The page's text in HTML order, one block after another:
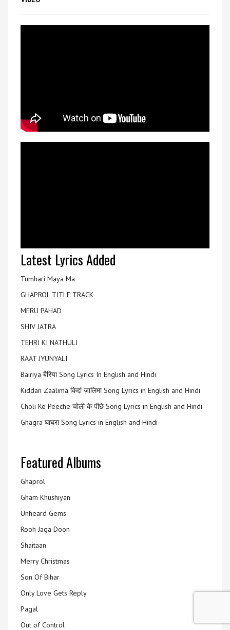
Latest Lyrics Added
Tumhari Maya Ma
GHAPROL TITLE TRACK
MERU PAHAD
SHIV JATRA
TEHRI KI NATHULI
RAAT JYUNYALI
Bairiya बैरिया Song Lyrics In English and Hindi
Kiddan Zaalima किद्दां ज़ालिमा Song Lyrics in English and Hindi
Choli Ke Peeche चोली के पीछे Song Lyrics in English and Hindi
Ghagra घाघरा Song Lyrics in English and Hindi
Featured Albums
Ghaprol
Gham Khushiyan
Unheard Gems
Rooh Jaga Doon
Shaitaan
Merry Christmas
Son Of Bihar
Only Love Gets Reply
Pagal
Out of Control